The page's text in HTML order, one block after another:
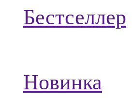
Бестселлер
Новинка